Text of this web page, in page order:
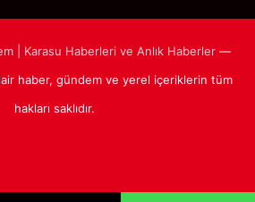
| Karasu Haberleri ve Anlık Haberler —
haber, gündem ve yerel içeriklerin tüm
hakları saklıdır.